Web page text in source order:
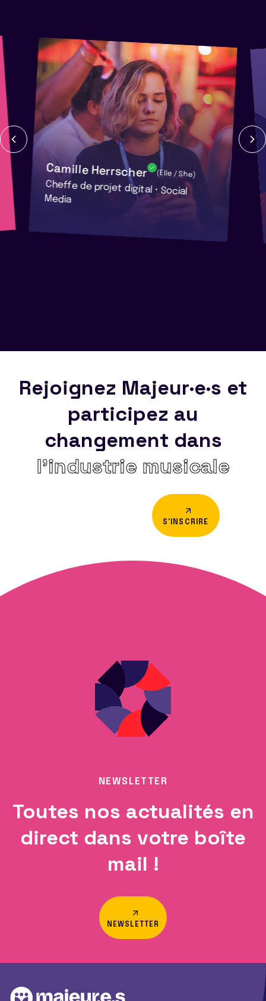
Camille Herrscher (Elle / She)
Cheffe de projet digital • Social
Media
Rejoignez Majeur·e·s et
participez au
changement dans
l’industrie musicale
S'INSCRIRE
NEWSLETTER
Toutes nos actualités en
direct dans votre boîte
mail !
NEWSLETTER